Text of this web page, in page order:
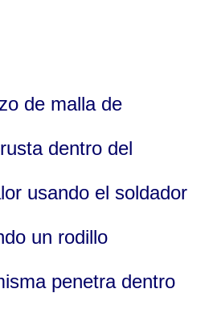
de malla de
dentro del
usando el soldador
un rodillo
penetra dentro